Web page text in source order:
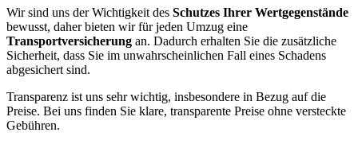
Wir sind uns der Wichtigkeit des Schutzes Ihrer Wertgegenstände
bewusst, daher bieten wir für jeden Umzug eine
Transportversicherung an. Dadurch erhalten Sie die zusätzliche
Sicherheit, dass Sie im unwahrscheinlichen Fall eines Schadens
abgesichert sind.
Transparenz ist uns sehr wichtig, insbesondere in Bezug auf die
Preise. Bei uns finden Sie klare, transparente Preise ohne versteckte
Gebühren.